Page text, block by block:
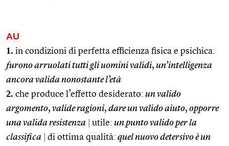
AU
1. in condizioni di perfetta efficienza fisica e psichica:
furono arruolati tutti gli uomini validi, un’intelligenza
ancora valida nonostante l’età
2. che produce l’effetto desiderato: un valido
argomento, valide ragioni, dare un valido aiuto, opporre
una valida resistenza
utile: un punto valido per la
classifica
di ottima qualità: quel nuovo detersivo è un